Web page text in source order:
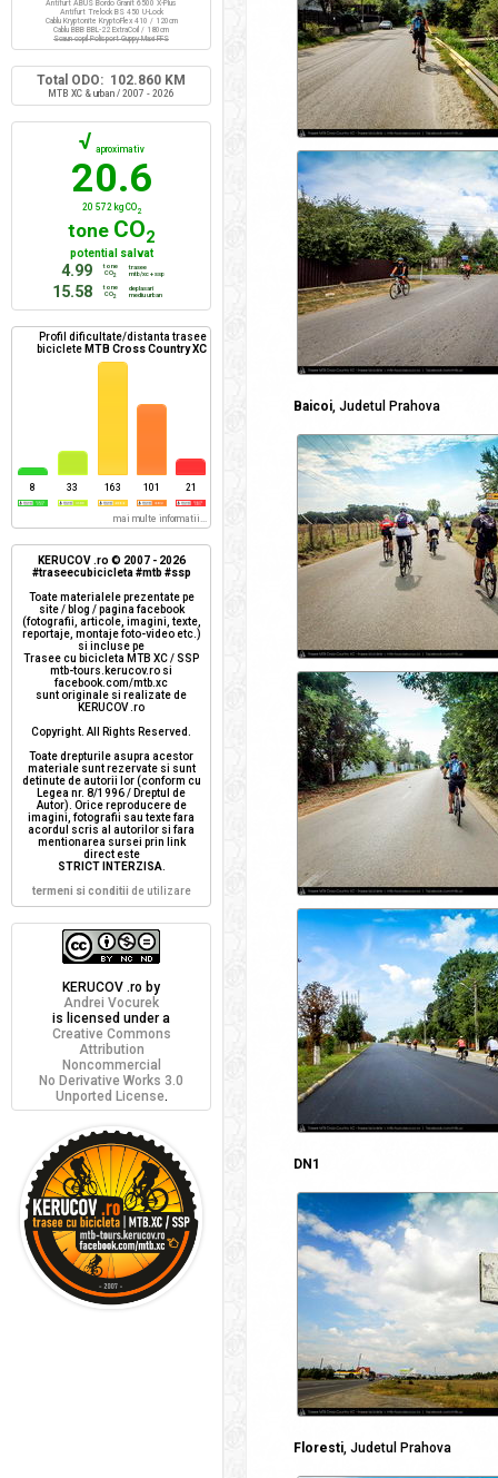
Baicoi, Judetul Prahova
DN1
Floresti, Judetul Prahova
Antifurt ABUS Bordo Granit 6500 X-Plus
Antifurt Trelock BS 450 U-Lock
Cablu Kryptonite KryptoFlex 410 / 120cm
Cablu BBB BBL-22 ExtraCoil / 180cm
Scaun copil Polisport Guppy Maxi FFS
Total ODO: 102.860 KM
MTB XC & urban / 2007 - 2026
√ aproximativ
20.6
20 572 kg CO2
tone CO2
potential salvat
4.99
tone
CO2
trasee
mtb/xc + ssp
15.58
tone
CO2
deplasari
mediu urban
Profil dificultate/distanta trasee
biciclete MTB Cross Country XC
8 33 163 101 21
mai multe informatii...
KERUCOV .ro © 2007 - 2026
#traseecubicicleta #mtb #ssp
Toate materialele prezentate pe
site / blog / pagina facebook
(fotografii, articole, imagini, texte,
reportaje, montaje foto-video etc.)
si incluse pe
Trasee cu bicicleta MTB XC / SSP
mtb-tours.kerucov.ro si
facebook.com/mtb.xc
sunt originale si realizate de
KERUCOV .ro
Copyright. All Rights Reserved.
Toate drepturile asupra acestor
materiale sunt rezervate si sunt
detinute de autorii lor (conform cu
Legea nr. 8/1996 / Dreptul de
Autor). Orice reproducere de
imagini, fotografii sau texte fara
acordul scris al autorilor si fara
mentionarea sursei prin link
direct este
STRICT INTERZISA.
termeni si conditii de utilizare
KERUCOV .ro by
Andrei Vocurek
is licensed under a
Creative Commons
Attribution
Noncommercial
No Derivative Works 3.0
Unported License.